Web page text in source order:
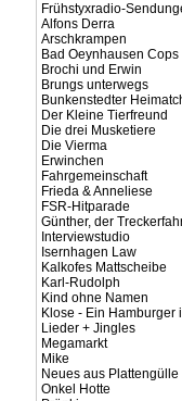
Frühstyxradio-
Alfons Derra
Arschkrampen
Bad Oeynhausen Cops
Brochi und Erwin
Brungs unterwegs
Bunkenstedter
Der Kleine Tierfreund
Die drei Musketiere
Die Vierma
Erwinchen
Fahrgemeinschaft
Frieda & Anneliese
FSR-Hitparade
Günther, der
Interviewstudio
Isernhagen Law
Kalkofes Mattscheibe
Karl-Rudolph
Kind ohne Namen
Klose - Ein Hamburger
Lieder + Jingles
Megamarkt
Mike
Neues aus Plattengülle
Onkel Hotte